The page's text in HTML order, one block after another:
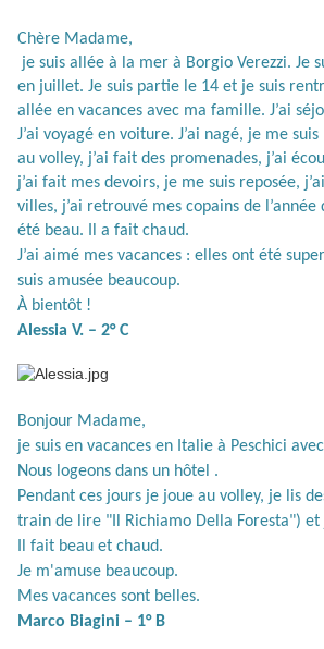
Chère Madame,
je suis allée à la mer à Borgio Verezzi. Je
en juillet. Je suis partie le 14 et je suis
allée en vacances avec ma famille. J’ai
J’ai voyagé en voiture. J’ai nagé, je me
au volley, j’ai fait des promenades, j’ai
j’ai fait mes devoirs, je me suis reposée,
villes, j’ai retrouvé mes copains de
été beau. Il a fait chaud.
J’ai aimé mes vacances : elles ont été
suis amusée beaucoup.
À bientôt !
Alessia V. – 2° C
Bonjour Madame,
je suis en vacances en Italie à Peschici
Nous logeons dans un hôtel .
Pendant ces jours je joue au volley, je lis
train de lire "Il Richiamo Della Foresta") et
Il fait beau et chaud.
Je m'amuse beaucoup.
Mes vacances sont belles.
Marco Biagini – 1° B